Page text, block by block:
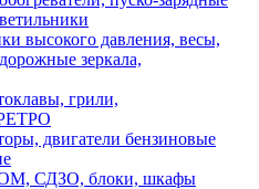
высокого давления, весы,
зеркала,
грили,
двигатели бензиновые
СДЗО, блоки, шкафы